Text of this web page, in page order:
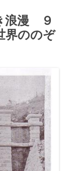
浪漫 ９
界ののぞ